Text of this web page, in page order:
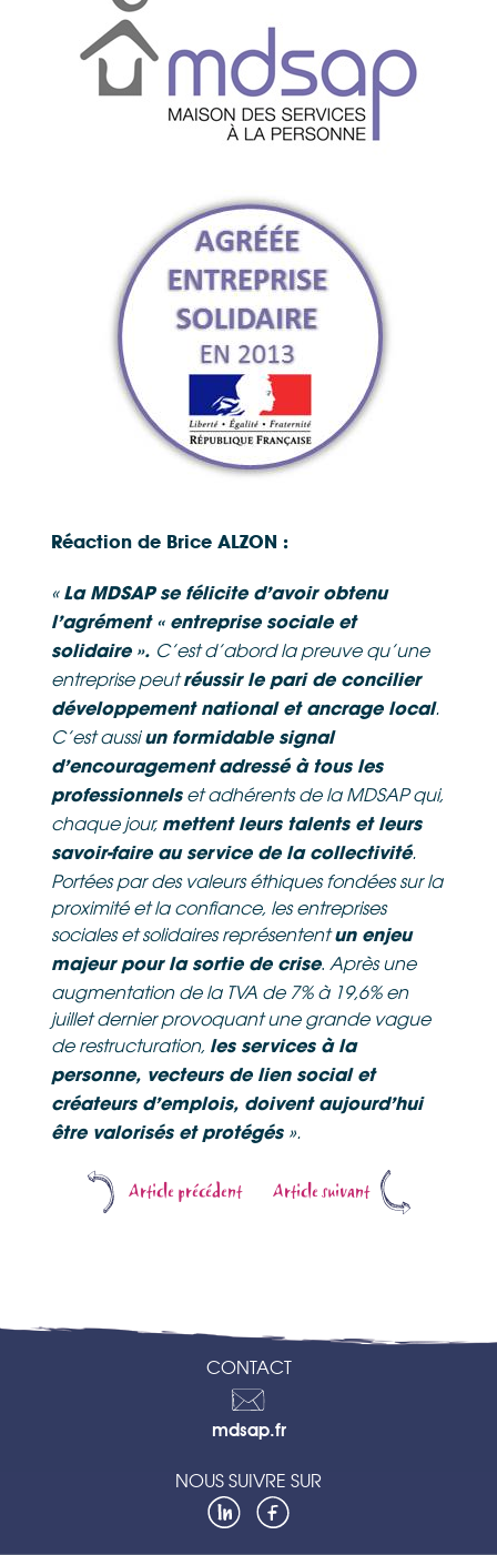
Réaction de Brice ALZON :
« La MDSAP se félicite d’avoir obtenu
l’agrément « entreprise sociale et
solidaire ». C’est d’abord la preuve qu’une
entreprise peutréussir le pari de concilier
développement national et ancrage local.
C’est aussi un formidable signal
d’encouragement adressé à tous les
professionnelset adhérents de la MDSAP qui,
chaque jour, mettent leurs talents et leurs
savoir-faire au service de la collectivité.
Portées par des valeurs éthiques fondées sur la
proximité et la confiance, les entreprises
sociales et solidaires représententun enjeu
majeur pour la sortie de crise. Après une
augmentation de la TVA de 7% à 19,6% en
juillet dernier provoquant une grande vague
de restructuration, les services à la
personne, vecteurs de lien social et
créateurs d’emplois, doivent aujourd’hui
être valorisés et protégés ».
Article précédent Article suivant
CONTACT
Contactez-
mdsap.fr
NOUS SUIVRE SUR